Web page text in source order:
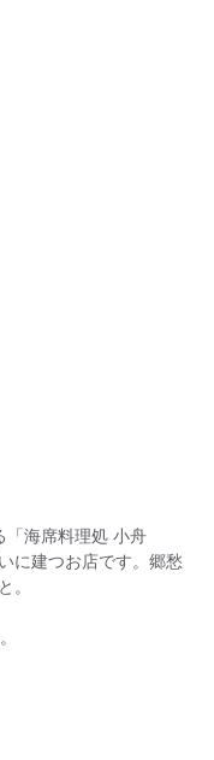
「海席料理処 小舟
に建つお店です。郷愁
。